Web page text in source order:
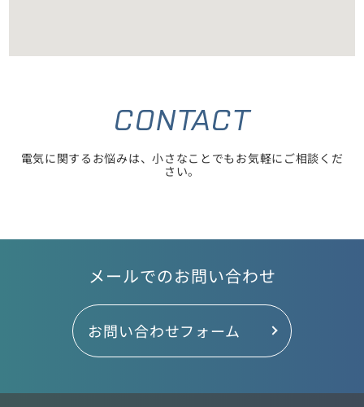
CONTACT
電気に関するお悩みは、小さなことでもお気軽にご相談くだ
さい。
メールでのお問い合わせ
お問い合わせフォーム